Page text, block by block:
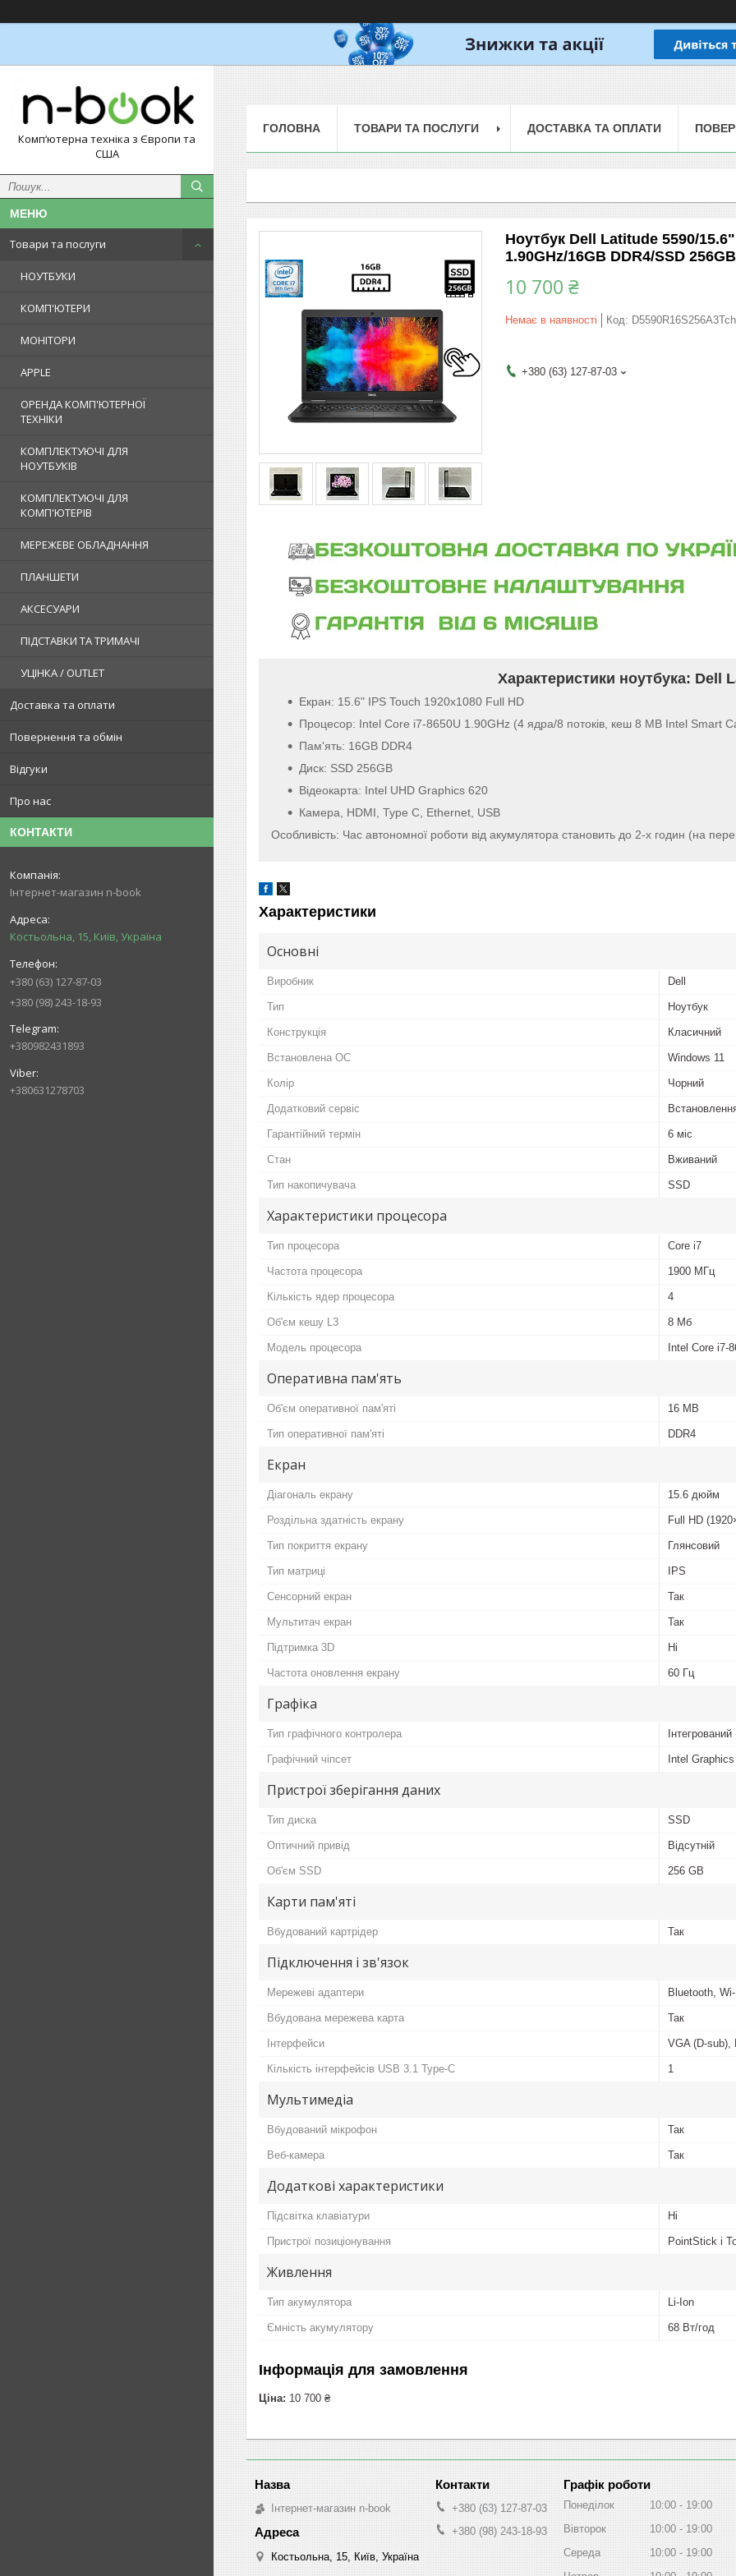
Комп‘ютерна техніка з Європи та
США
Товари та послуги
НОУТБУКИ
КОМП'ЮТЕРИ
МОНІТОРИ
APPLE
ОРЕНДА КОМП'ЮТЕРНОЇ
ТЕХНІКИ
КОМПЛЕКТУЮЧІ ДЛЯ
НОУТБУКІВ
КОМПЛЕКТУЮЧІ ДЛЯ
КОМП'ЮТЕРІВ
МЕРЕЖЕВЕ ОБЛАДНАННЯ
ПЛАНШЕТИ
АКСЕСУАРИ
ПІДСТАВКИ ТА ТРИМАЧІ
УЦІНКА / OUTLET
Доставка та оплати
Повернення та обмін
Відгуки
Про нас
КОНТАКТИ
Інтернет-магазин n-book
Костьольна, 15, Київ, Україна
+380 (63) 127-87-03
+380 (98) 243-18-93
+380982431893
+380631278703
ГОЛОВНА ТОВАРИ ТА ПОСЛУГИ ДОСТАВКА ТА ОПЛАТИ
Ноутбук Dell Latitude 5590/
1.90GHz/16GB DDR4/SSD
10 700 ₴
Немає в наявності Код: D5590R16S256A3Tch
+380 (63) 127-87-03
Характеристики ноутбука: Dell
Екран: 15.6" IPS Touch 1920x1080 Full HD
Процесор: Intel Core i7-8650U 1.90GHz (4 ядра/8 потоків, кеш 8 MB Intel Smart
Пам'ять: 16GB DDR4
Диск: SSD 256GB
Відеокарта: Intel UHD Graphics 620
Камера, HDMI, Type C, Ethernet, USB
Особливість: Час автономної роботи від акумулятора становить до 2-х годин (на
Характеристики
Основні
Виробник Dell
Тип Ноутбук
Конструкція Класичний
Встановлена ОС Windows 11
Колір Чорний
Додатковий сервіс
Гарантійний термін 6 міс
Стан Вживаний
Тип накопичувача SSD
Характеристики процесора
Тип процесора Core i7
Частота процесора 1900 МГц
Кількість ядер процесора 4
Об'єм кешу L3 8 Мб
Модель процесора Intel Core i7-
Оперативна пам'ять
Об'єм оперативної пам'яті 16 MB
Тип оперативної пам'яті DDR4
Екран
Діагональ екрану 15.6 дюйм
Роздільна здатність екрану Full HD
Тип покриття екрану Глянсовий
Тип матриці IPS
Сенсорний екран Так
Мультитач екран Так
Підтримка 3D Ні
Частота оновлення екрану 60 Гц
Графіка
Тип графічного контролера Інтегрований
Графічний чіпсет Intel
Пристрої зберігання даних
Тип диска SSD
Оптичний привід Відсутній
Об'єм SSD 256 GB
Карти пам'яті
Вбудований картрідер Так
Підключення і зв'язок
Мережеві адаптери Bluetooth,
Вбудована мережева карта Так
Інтерфейси VGA (D-sub),
Кількість інтерфейсів USB 3.1 Type-C 1
Мультимедіа
Вбудований мікрофон Так
Веб-камера Так
Додаткові характеристики
Підсвітка клавіатури Ні
Пристрої позиціонування PointStick і
Живлення
Тип акумулятора Li-Ion
Ємність акумулятору 68 Вт/год
Інформація для замовлення
Ціна: 10 700 ₴
Інтернет-магазин n-book
Костьольна, 15, Київ, Україна
+380 (63) 127-87-03
+380 (98) 243-18-93
Графік роботи
Понеділок 10:00
19:00
Вівторок
10:00
19:00
Середа
10:00
19:00